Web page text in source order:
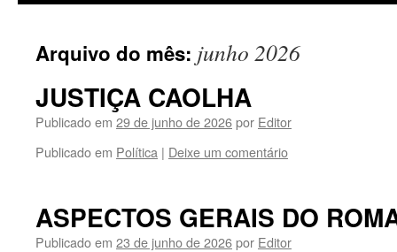
conteúdo
Arquivo do mês: junho 2026
JUSTIÇA CAOLHA
Publicado em 29 de junho de 2026por Editor
Publicado em Política | Deixe um comentário
ASPECTOS GERAIS DO
Publicado em 23 de junho de 2026por Editor